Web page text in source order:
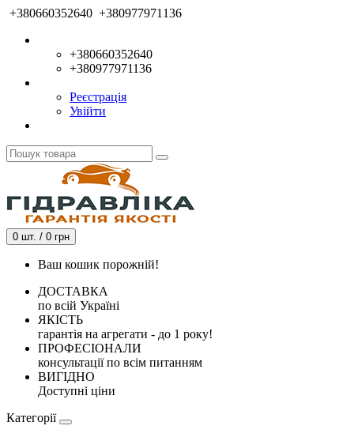
+380660352640 +380977971136
+380660352640
+380977971136
Реєстрація
Увійти
0 шт. / 0 грн
Ваш кошик порожній!
ДОСТАВКА
по всій Україні
ЯКІСТЬ
гарантія на агрегати - до 1 року!
ПРОФЕСІОНАЛИ
консультації по всім питанням
ВИГІДНО
Доступні ціни
Категорії